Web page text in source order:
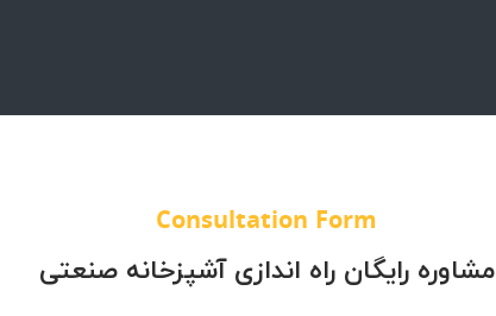
Consultation Form
مشاوره رایگان راه اندازی آشپزخانه صنعتی